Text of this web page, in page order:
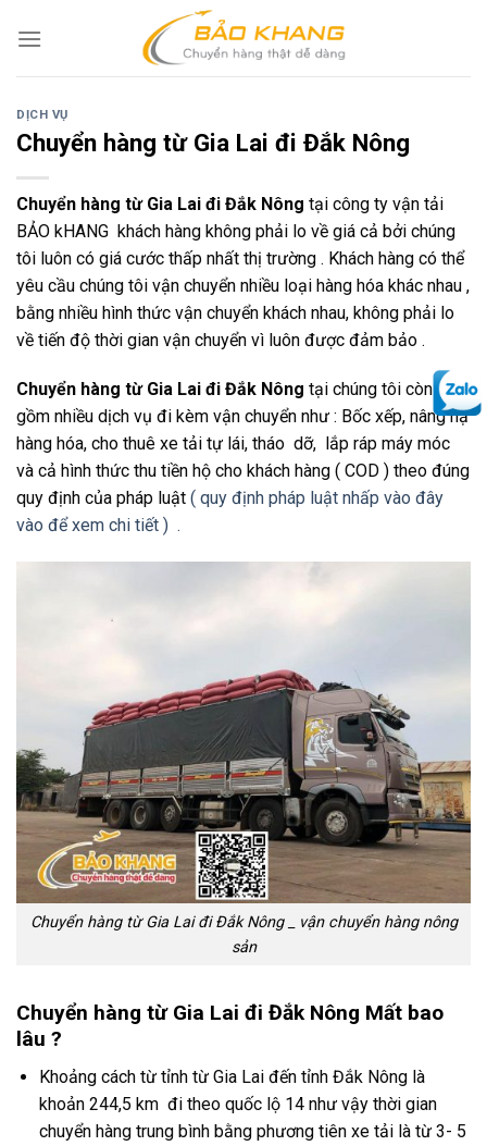
DỊCH VỤ
Chuyển hàng từ Gia Lai đi Đắk Nông
Chuyển hàng từ Gia Lai đi Đắk Nông tại công ty vận tải
BẢO kHANG khách hàng không phải lo về giá cả bởi chúng
tôi luôn có giá cước thấp nhất thị trường . Khách hàng có thể
yêu cầu chúng tôi vận chuyển nhiều loại hàng hóa khác nhau ,
bằng nhiều hình thức vận chuyển khách nhau, không phải lo
về tiến độ thời gian vận chuyển vì luôn được đảm bảo .
Chuyển hàng từ Gia Lai đi Đắk Nông tại chúng tôi còn bao
gồm nhiều dịch vụ đi kèm vận chuyển như : Bốc xếp, nâng hạ
hàng hóa, cho thuê xe tải tự lái, tháo dỡ, lắp ráp máy móc
và cả hình thức thu tiền hộ cho khách hàng ( COD ) theo đúng
quy định của pháp luật ( quy định pháp luật nhấp vào đây
vào để xem chi tiết ) .
Chuyển hàng từ Gia Lai đi Đắk Nông _ vận chuyển hàng nông
sản
Chuyển hàng từ Gia Lai đi Đắk Nông Mất bao
lâu ?
Khoảng cách từ tỉnh từ Gia Lai đến tỉnh Đắk Nông là
khoản 244,5 km đi theo quốc lộ 14 như vậy thời gian
chuyển hàng trung bình bằng phương tiên xe tải là từ 3- 5